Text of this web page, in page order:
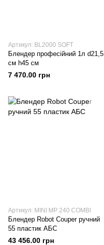
Артикул: BL2000 SOFT
Блендер професійний 1л d21,5
см h45 см
7 470.00 грн
Артикул: MINI MP 240 COMBI
Блендер Robot Couper ручний
55 пластик АБС
43 456.00 грн